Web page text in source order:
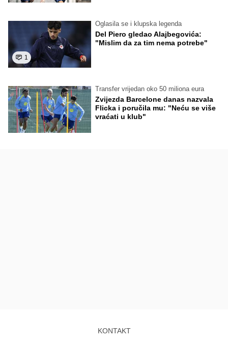
1
Oglasila se i klupska legenda
Del Piero gledao Alajbegovića:
"Mislim da za tim nema potrebe"
Transfer vrijedan oko 50 miliona eura
Zvijezda Barcelone danas nazvala
Flicka i poručila mu: "Neću se više
vraćati u klub"
KONTAKT